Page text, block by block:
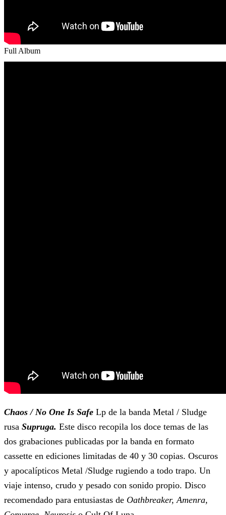
Full Album
Chaos / No One Is Safe Lp de la banda Metal / Sludge
rusa Supruga. Este disco recopila los doce temas de las
dos grabaciones publicadas por la banda en formato
cassette en ediciones limitadas de 40 y 30 copias. Oscuros
y apocalípticos Metal /Sludge rugiendo a todo trapo. Un
viaje intenso, crudo y pesado con sonido propio. Disco
recomendado para entusiastas de Oathbreaker, Amenra,